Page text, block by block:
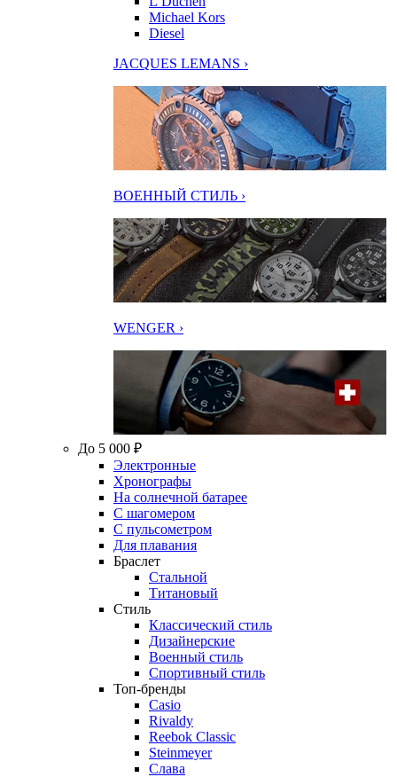
Michael Kors
Diesel
JACQUES LEMANS ›
ВОЕННЫЙ СТИЛЬ ›
WENGER ›
До 5 000 ₽
Электронные
Хронографы
На солнечной батарее
С шагомером
С пульсометром
Для плавания
Браслет
Стальной
Титановый
Стиль
Классический стиль
Дизайнерские
Военный стиль
Спортивный стиль
Топ-бренды
Casio
Rivaldy
Reebok Classic
Steinmeyer
Слава